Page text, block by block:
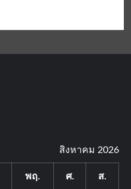
สิงหาคม 2026
พฤ. ศ. ส.